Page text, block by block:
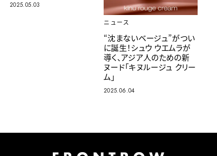
2025.05.03
ニュース
“沈まないベージュ”がつい
に誕生！シュウ ウエムラが
導く、アジア人のための新
ヌード「キヌルージュ クリー
ム」
2025.06.04